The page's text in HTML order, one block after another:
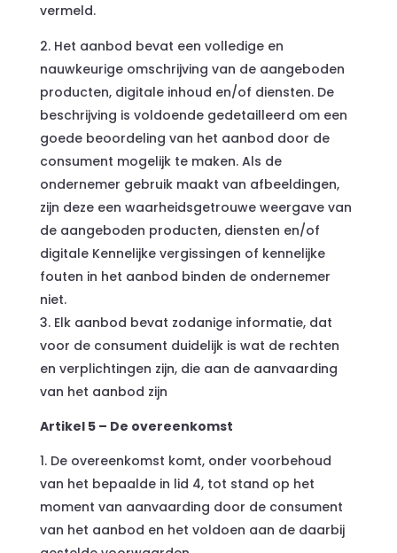
vermeld.
Het aanbod bevat een volledige en
nauwkeurige omschrijving van de aangeboden
producten, digitale inhoud en/of diensten. De
beschrijving is voldoende gedetailleerd om een
goede beoordeling van het aanbod door de
consument mogelijk te maken. Als de
ondernemer gebruik maakt van afbeeldingen,
zijn deze een waarheidsgetrouwe weergave van
de aangeboden producten, diensten en/of
digitale Kennelijke vergissingen of kennelijke
fouten in het aanbod binden de ondernemer
niet.
Elk aanbod bevat zodanige informatie, dat
voor de consument duidelijk is wat de rechten
en verplichtingen zijn, die aan de aanvaarding
van het aanbod zijn
Artikel 5 – De overeenkomst
De overeenkomst komt, onder voorbehoud
van het bepaalde in lid 4, tot stand op het
moment van aanvaarding door de consument
van het aanbod en het voldoen aan de daarbij